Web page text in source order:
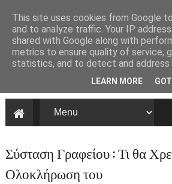
Σύσταση Γραφείου : Τι θα
Ολοκλήρωση του
This site uses cookies from Google
and to analyze traffic. Your IP
shared with Google along with
metrics to ensure quality of service,
statistics, and to detect and address
LEARN MORE